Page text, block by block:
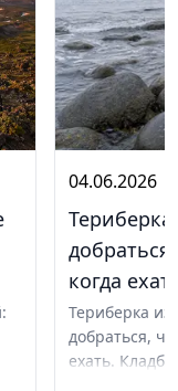
04.06.2026
когда
Териберка
добраться,
ехать.